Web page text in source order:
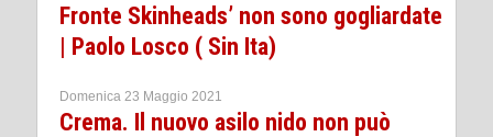
Fronte Skinheads’ non sono gogliardate
| Paolo Losco ( Sin Ita)
Domenica 23 Maggio 2021
Crema. Il nuovo asilo nido non può